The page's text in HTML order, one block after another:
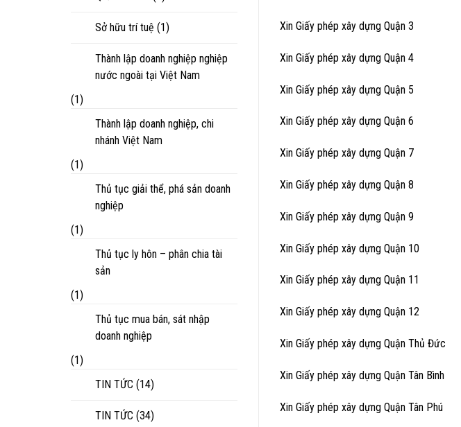
Sở hữu trí tuệ (1)
Thành lập doanh nghiệp nghiệp
nước ngoài tại Việt Nam
(1)
Thành lập doanh nghiệp, chi
nhánh Việt Nam
(1)
Thủ tục giải thể, phá sản doanh
nghiệp
(1)
Thủ tục ly hôn – phân chia tài
sản
(1)
Thủ tục mua bán, sát nhập
doanh nghiệp
(1)
TIN TỨC (14)
TIN TỨC (34)
Xin Giấy phép xây dựng Quận 3
Xin Giấy phép xây dựng Quận 4
Xin Giấy phép xây dựng Quận 5
Xin Giấy phép xây dựng Quận 6
Xin Giấy phép xây dựng Quận 7
Xin Giấy phép xây dựng Quận 8
Xin Giấy phép xây dựng Quận 9
Xin Giấy phép xây dựng Quận 10
Xin Giấy phép xây dựng Quận 11
Xin Giấy phép xây dựng Quận 12
Xin Giấy phép xây dựng Quận Thủ Đức
Xin Giấy phép xây dựng Quận Tân Bình
Xin Giấy phép xây dựng Quận Tân Phú